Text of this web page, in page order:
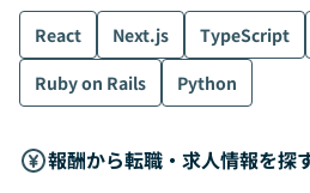
React Next.js TypeScript
Ruby on Rails
Python
報酬から転職・求人情報を探